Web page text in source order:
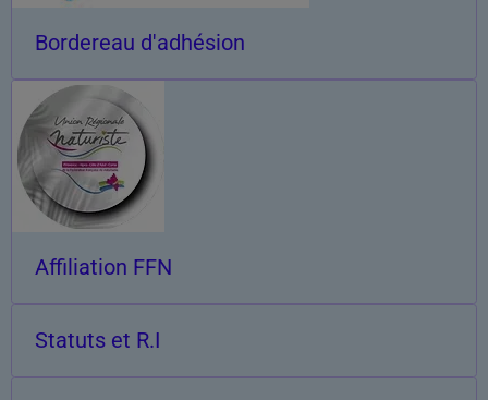
Bordereau d'adhésion
Affiliation FFN
Statuts et R.I